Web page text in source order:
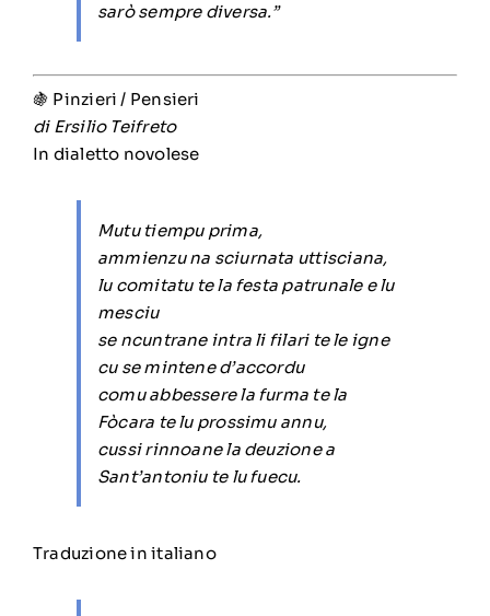
sarò sempre diversa.”
🍇 Pinzieri / Pensieri
di Ersilio Teifreto
In dialetto novolese
Mutu tiempu prima,
ammienzu na sciurnata uttisciana,
lu comitatu te la festa patrunale e lu
mesciu
se ncuntrane intra li filari te le igne
cu se mintene d’accordu
comu abbessere la furma te la
Fòcara te lu prossimu annu,
cussi rinnoane la deuzione a
Sant’antoniu te lu fuecu.
Traduzione in italiano